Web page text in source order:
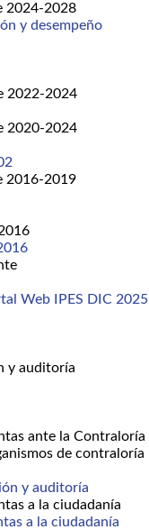
2024-2028
y desempeño
2022-2024
2020-2024
2016-2019
Web IPES DIC 2025
y auditoría
ante la Contraloría
de contraloría
y auditoría
a la ciudadanía
a la ciudadanía